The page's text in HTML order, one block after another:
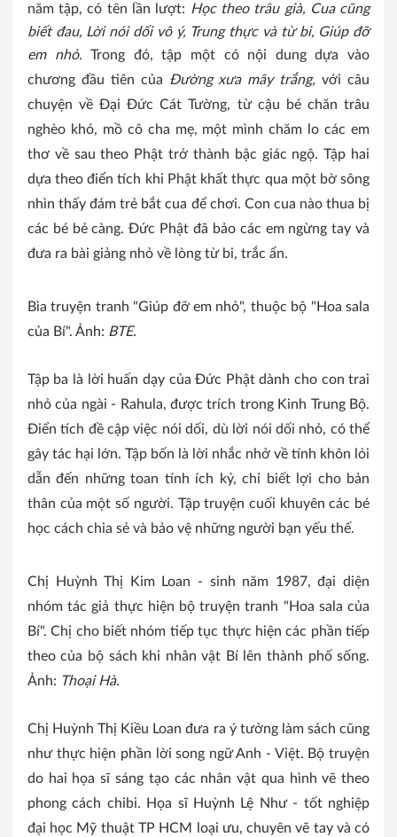
năm tập, có tên lần lượt: Học theo trâu già, Cua cũng
biết đau, Lời nói dối vô ý, Trung thực và từ bi, Giúp đỡ
em nhỏ. Trong đó, tập một có nội dung dựa vào
chương đầu tiên của Đường xưa mây trắng,với câu
chuyện về Đại Đức Cát Tường, từ cậu bé chăn trâu
nghèo khó, mồ cô cha mẹ, một mình chăm lo các em
thơ về sau theo Phật trở thành bậc giác ngộ. Tập hai
dựa theo điển tích khi Phật khất thực qua một bờ sông
nhìn thấy đám trẻ bắt cua để chơi. Con cua nào thua bị
các bé bẻ càng. Đức Phật đã bảo các em ngừng tay và
đưa ra bài giảng nhỏ về lòng từ bi, trắc ẩn.
Bìa truyện tranh "Giúp đỡ em nhỏ", thuộc bộ "Hoa sala
của Bí". Ảnh: BTE.
Tập ba là lời huấn dạy của Đức Phật dành cho con trai
nhỏ của ngài - Rahula, được trích trong Kinh Trung Bộ.
Điển tích đề cập việc nói dối, dù lời nói dối nhỏ, có thể
gây tác hại lớn. Tập bốn là lời nhắc nhở về tính khôn lỏi
dẫn đến những toan tính ích kỷ, chỉ biết lợi cho bản
thân của một số người. Tập truyện cuối khuyên các bé
học cách chia sẻ và bảo vệ những người bạn yếu thế.
Chị Huỳnh Thị Kim Loan - sinh năm 1987, đại diện
nhóm tác giả thực hiện bộ truyện tranh "Hoa sala của
Bí". Chị cho biết nhóm tiếp tục thực hiện các phần tiếp
theo của bộ sách khi nhân vật Bí lên thành phố sống.
Ảnh: Thoại Hà.
Chị Huỳnh Thị Kiều Loan đưa ra ý tưởng làm sách cũng
như thực hiện phần lời song ngữ Anh - Việt. Bộ truyện
do hai họa sĩ sáng tạo các nhân vật qua hình vẽ theo
phong cách chibi. Họa sĩ Huỳnh Lệ Như - tốt nghiệp
đại học Mỹ thuật TP HCM loại ưu, chuyên vẽ tay và có